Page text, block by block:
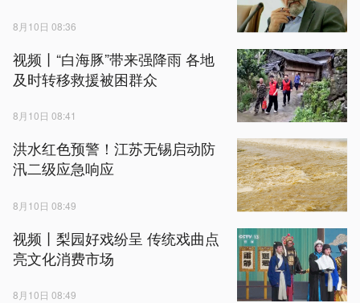
8月10日 08:36
视频丨“白海豚”带来强降雨 各地
及时转移救援被困群众
8月10日 08:41
洪水红色预警！江苏无锡启动防
汛二级应急响应
8月10日 08:49
视频丨梨园好戏纷呈 传统戏曲点
亮文化消费市场
8月10日 08:49